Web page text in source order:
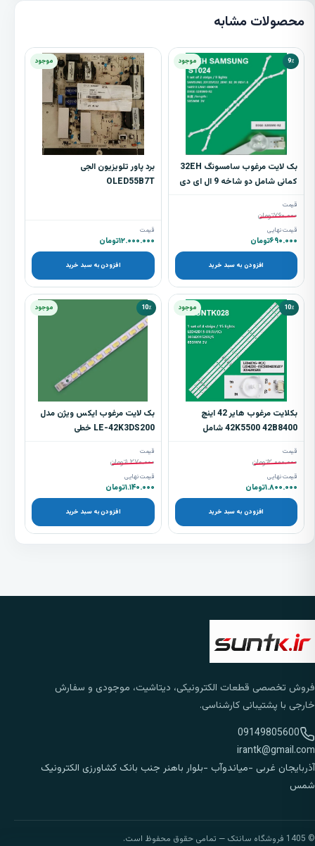
محصولات مشابه
9٪ موجود
بک لایت مرغوب سامسونگ 32EH
کمانی شامل دو شاخه 9 ال ای دی
قیمت
۷۶۰.۰۰۰تومان
قیمت نهایی
۶۹۰.۰۰۰تومان
افزودن به سبد خرید
موجود
برد پاور تلویزیون الجی
OLED55B7T
قیمت
۱۲.۰۰۰.۰۰۰تومان
افزودن به سبد خرید
10٪ موجود
بکلایت مرغوب هایر 42 اینچ
42K5500 42B8400 شامل
قیمت
۲.۰۰۰.۰۰۰تومان
قیمت نهایی
۱.۸۰۰.۰۰۰تومان
افزودن به سبد خرید
10٪ موجود
بک لایت مرغوب ایکس ویژن مدل
LE-42K3DS200 خطی
قیمت
۱.۲۷۰.۰۰۰تومان
قیمت نهایی
۱.۱۴۰.۰۰۰تومان
افزودن به سبد خرید
فروش تخصصی قطعات الکترونیکی، دیتاشیت، موجودی و سفارش
خارجی با پشتیبانی کارشناسی.
09149805600
irantk@gmail.com
آذربایجان غربی -میاندوآب -بلوار باهنر جنب بانک کشاورزی الکترونیک
شمس
© 1405 فروشگاه سانتک — تمامی حقوق محفوظ است.